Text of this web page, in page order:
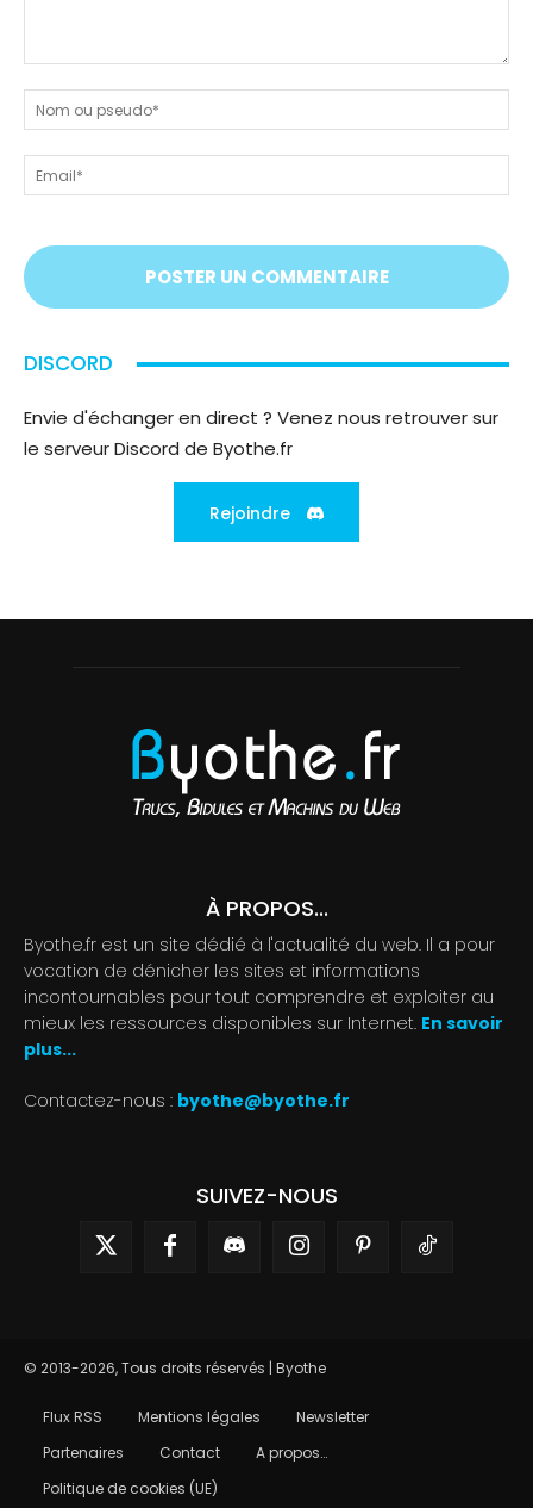
nous
tout
!
On
vous
;)
ou
DISCORD
Envie d'échanger en direct ? Venez nous retrouver sur
le serveur Discord de Byothe.fr
Rejoindre
À PROPOS...
Byothe.fr est un site dédié à l'actualité du web. Il a pour
vocation de dénicher les sites et informations
incontournables pour tout comprendre et exploiter au
mieux les ressources disponibles sur Internet. En savoir
plus...
Contactez-nous : byothe@byothe.fr
SUIVEZ-NOUS
© 2013-2026, Tous droits réservés | Byothe
Flux RSS Mentions légales
Newsletter
Partenaires
Contact
A propos…
Politique de cookies (UE)